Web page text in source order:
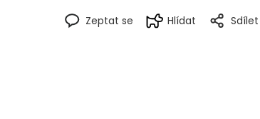
Zeptat se Hlídat Sdílet